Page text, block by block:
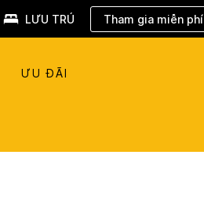
LƯU TRÚ Tham gia miễn phí
ƯU ĐÃI